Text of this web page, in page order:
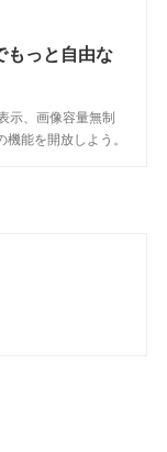
もっと自由な
示、画像容量無制
能を開放しよう。